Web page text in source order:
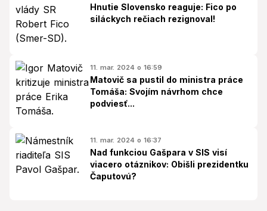
Hnutie Slovensko reaguje: Fico po
siláckych rečiach rezignoval!
11. mar. 2024 o 16:59
Matovič sa pustil do ministra práce
Tomáša: Svojím návrhom chce
podviesť...
11. mar. 2024 o 16:37
Nad funkciou Gašpara v SIS visí
viacero otáznikov: Obišli prezidentku
Čaputovú?